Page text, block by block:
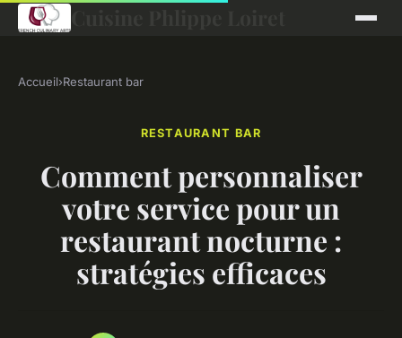
Accueil›Restaurant bar
RESTAURANT BAR
Comment personnaliser
votre service pour un
restaurant nocturne :
stratégies efficaces